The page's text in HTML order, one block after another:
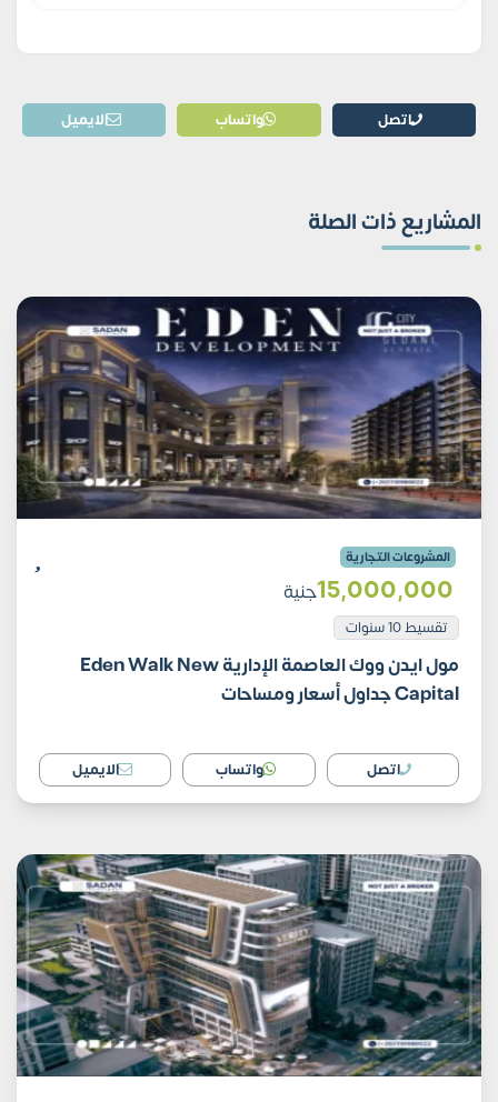
اتصل واتساب الايميل
المشاريع ذات الصلة
المشروعات التجارية
15٬000٬000جنية
تقسيط 10 سنوات
مول ايدن ووك العاصمة الإدارية Eden Walk New
Capital جداول أسعار ومساحات
اتصل واتساب الايميل